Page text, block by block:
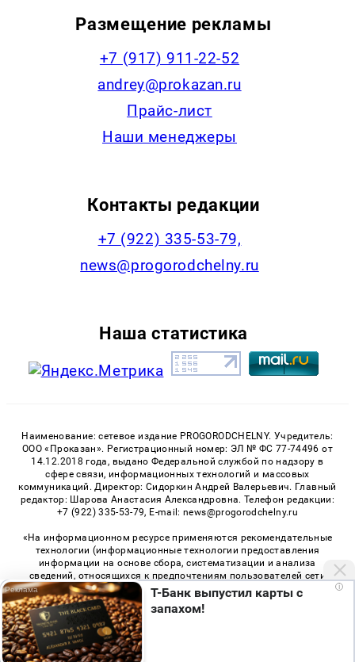
Размещение рекламы
+7 (917) 911-22-52
andrey@prokazan.ru
Прайс-лист
Наши менеджеры
Контакты редакции
+7 (922) 335-53-79,
news@progorodchelny.ru
Наша статистика
Наименование: сетевое издание PROGORODCHELNY. Учредитель:
ООО «Проказан». Регистрационный номер: ЭЛ № ФС 77-74496 от
14.12.2018 года, выдано Федеральной службой по надзору в
сфере связи, информационных технологий и массовых
коммуникаций. Директор: Сидоркин Андрей Валерьевич. Главный
редактор: Шарова Анастасия Александровна. Телефон редакции:
+7 (922) 335-53-79, E-mail: news@progorodchelny.ru
«На информационном ресурсе применяются рекомендательные
технологии (информационные технологии предоставления
информации на основе сбора, систематизации и анализа
сведений, относящихся к предпочтениям пользователей сети
«Интернет», находящихся на территории Российской
Федерации)». Правила применения рекомендательных
технологий в виджетах рекламно-обменной сети
«Sparrow» (PDF)
i
Т-Банк выпустил карты с
запахом!